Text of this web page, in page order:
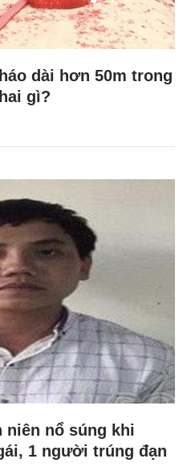
dài hơn 50m trong
gì?
niên nổ súng khi
1 người trúng đạn